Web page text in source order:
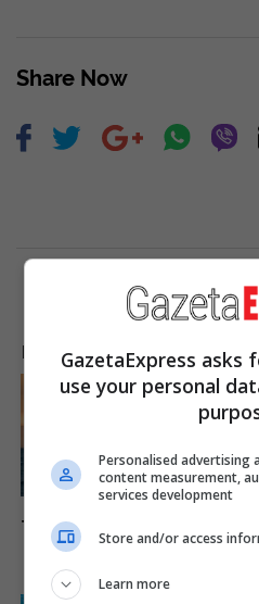
Share Now
LAJME NGA INTERNETI
Is There An Intersex Whale?
This Finding Baffles Science
GazetaExpress asks
use your personal
Personalised advertising
content measurement,
services development
Store and/or access
Learn more